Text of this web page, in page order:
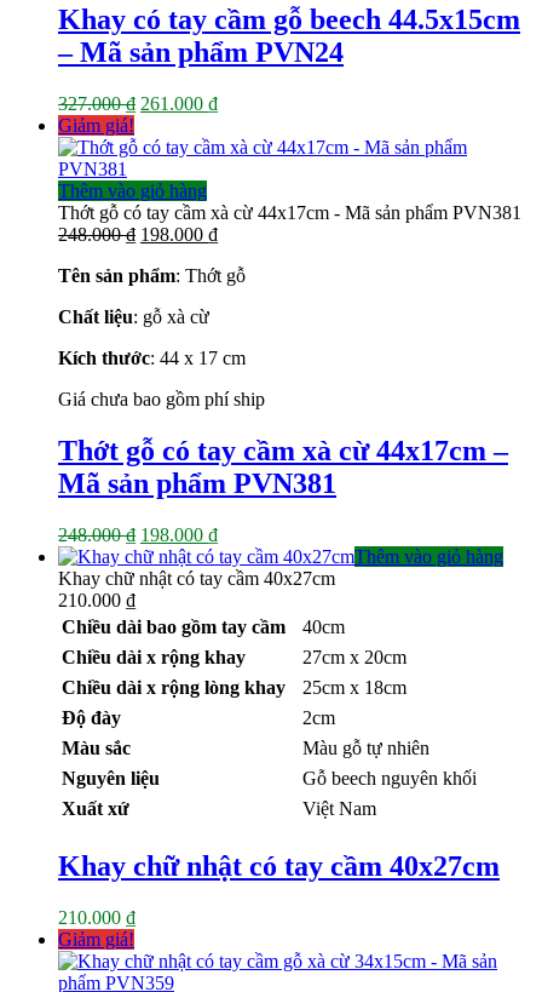
Khay có tay cầm gỗ beech 44.5x15cm
– Mã sản phẩm PVN24
327.000₫ Giá
là:
261.000 ₫Giá
tại
Giảm giá!
Thêm vào giỏ hàng
Thớt gỗ có tay cầm xà cừ 44x17cm - Mã sản phẩm PVN381
248.000₫ Giá
là:
198.000 ₫Giá
tại
Tên sản phẩm: Thớt gỗ
Chất liệu: gỗ xà cừ
Kích thước: 44 x 17 cm
Giá chưa bao gồm phí ship
Thớt gỗ có tay cầm xà cừ 44x17cm –
Mã sản phẩm PVN381
248.000₫ Giá
gốc
là:
198.000 ₫Giá
hiện
tại
198.000 ₫.
Thêm vào giỏ hàng
Khay chữ nhật có tay cầm 40x27cm
210.000 ₫
Chiều dài bao gồm tay cầm
40cm
Chiều dài x rộng khay
27cm x 20cm
Chiều dài x rộng lòng khay
25cm x 18cm
Độ đày
2cm
Màu sắc
Màu gỗ tự nhiên
Nguyên liệu
Gỗ beech nguyên khối
Xuất xứ
Việt Nam
Khay chữ nhật có tay cầm 40x27cm
210.000 ₫
Giảm giá!